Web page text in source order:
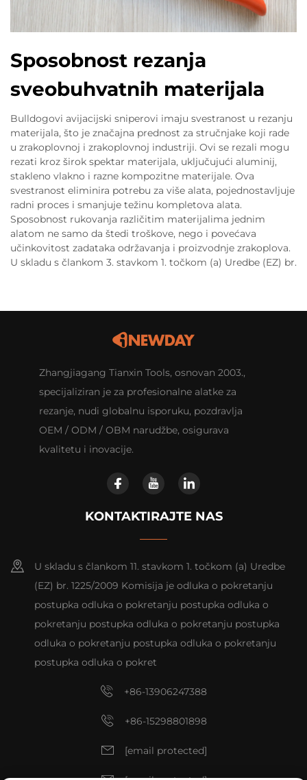
Sposobnost rezanja
sveobuhvatnih materijala
Bulldogovi avijacijski sniperovi imaju svestranost u rezanju
materijala, što je značajna prednost za stručnjake koji rade
u zrakoplovnoj i zrakoplovnoj industriji. Ovi se rezali mogu
rezati kroz širok spektar materijala, uključujući aluminij,
stakleno vlakno i razne kompozitne materijale. Ova
svestranost eliminira potrebu za više alata, pojednostavljuje
radni proces i smanjuje težinu kompletova alata.
Sposobnost rukovanja različitim materijalima jednim
alatom ne samo da štedi troškove, nego i povećava
učinkovitost zadataka održavanja i proizvodnje zrakoplova.
U skladu s člankom 3. stavkom 1. točkom (a) Uredbe (EZ) br.
Zhangjiagang Tianxin Tools, osnovan 2003.,
specijaliziran je za profesionalne alatke za
rezanje, nudi globalnu isporuku, pozdravlja
OEM / ODM / OBM narudžbe, osigurava
kvalitetu i inovacije.
KONTAKTIRAJTE NAS
U skladu s člankom 11. stavkom 1. točkom (a) Uredbe
(EZ) br. 1225/2009 Komisija je odluka o pokretanju
postupka odluka o pokretanju postupka odluka o
pokretanju postupka odluka o pokretanju postupka
odluka o pokretanju postupka odluka o pokretanju
postupka odluka o pokret
+86-13906247388
+86-15298801898
[email protected]